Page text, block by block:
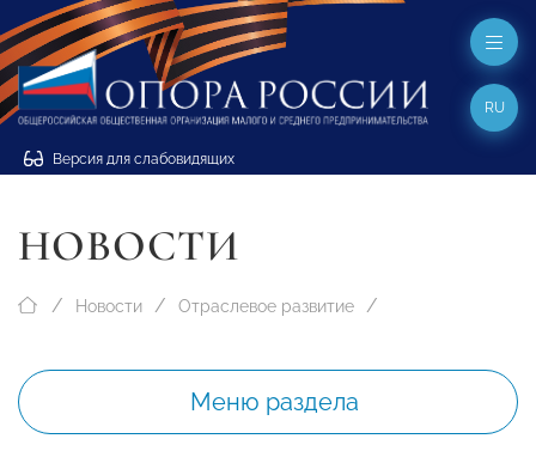
Версия для слабовидящих
RU
НОВОСТИ
Новости Отраслевое развитие
Меню раздела